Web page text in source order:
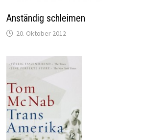
Anständig schleimen
20. Oktober 2012